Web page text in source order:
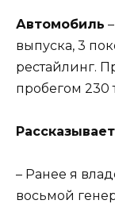
Автомобиль
выпуска, 3
рестайлинг.
пробегом 230
– Ранее я
восьмой